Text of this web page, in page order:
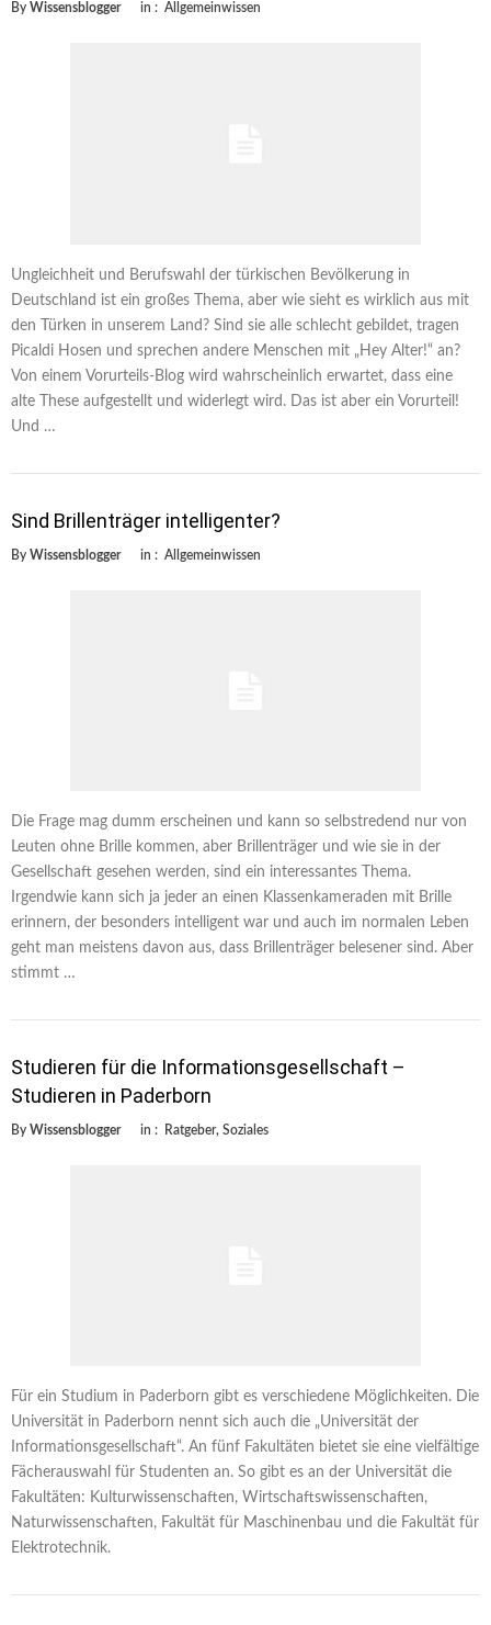
By Wissensblogger in : Allgemeinwissen
Ungleichheit und Berufswahl der türkischen Bevölkerung in
Deutschland ist ein großes Thema, aber wie sieht es wirklich aus mit
den Türken in unserem Land? Sind sie alle schlecht gebildet, tragen
Picaldi Hosen und sprechen andere Menschen mit „Hey Alter!“ an?
Von einem Vorurteils-Blog wird wahrscheinlich erwartet, dass eine
alte These aufgestellt und widerlegt wird. Das ist aber ein Vorurteil!
Und …
Sind Brillenträger intelligenter?
By Wissensblogger in : Allgemeinwissen
Die Frage mag dumm erscheinen und kann so selbstredend nur von
Leuten ohne Brille kommen, aber Brillenträger und wie sie in der
Gesellschaft gesehen werden, sind ein interessantes Thema.
Irgendwie kann sich ja jeder an einen Klassenkameraden mit Brille
erinnern, der besonders intelligent war und auch im normalen Leben
geht man meistens davon aus, dass Brillenträger belesener sind. Aber
stimmt …
Studieren für die Informationsgesellschaft –
Studieren in Paderborn
By Wissensblogger in : Ratgeber, Soziales
Für ein Studium in Paderborn gibt es verschiedene Möglichkeiten. Die
Universität in Paderborn nennt sich auch die „Universität der
Informationsgesellschaft“. An fünf Fakultäten bietet sie eine vielfältige
Fächerauswahl für Studenten an. So gibt es an der Universität die
Fakultäten: Kulturwissenschaften, Wirtschaftswissenschaften,
Naturwissenschaften, Fakultät für Maschinenbau und die Fakultät für
Elektrotechnik.